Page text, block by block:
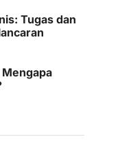
Tugas dan